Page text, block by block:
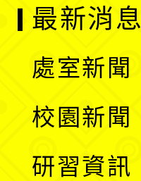
最新消息
處室新聞
校園新聞
研習資訊